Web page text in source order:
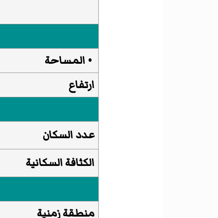
• المساحة
ارتفاع
عدد السكان
الكثافة السكانية
منطقة زمنية